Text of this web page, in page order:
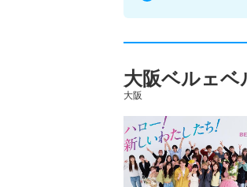
大阪ベルェベ
大阪